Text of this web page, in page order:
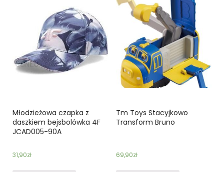
Młodzieżowa czapka z
daszkiem bejsbolówka 4F
JCAD005-90A
31,90zł
Tm Toys Stacyjkowo
Transform Bruno
69,90zł